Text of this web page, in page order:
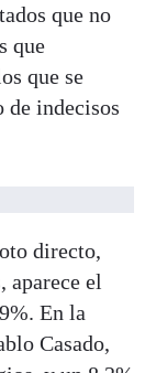
que no
que
que se
de indecisos
directo,
aparece el
En la
Casado,